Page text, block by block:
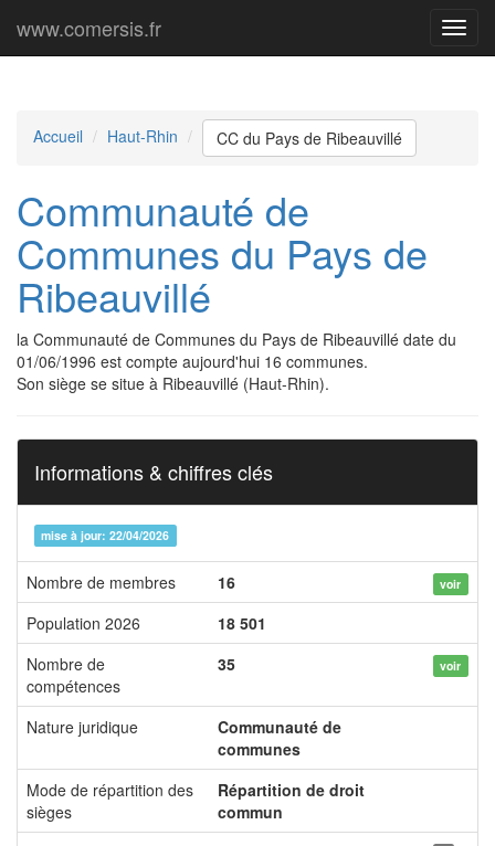
Menu
www.comersis.fr
Accueil Haut-Rhin CC du Pays de Ribeauvillé
Communauté de
Communes du Pays de
Ribeauvillé
la Communauté de Communes du Pays de Ribeauvillé date du
01/06/1996 est compte aujourd'hui 16 communes.
Son siège se situe à Ribeauvillé (Haut-Rhin).
Informations & chiffres clés
mise à jour: 22/04/2026
Nombre de membres 16 voir
Population 2026
18 501
Nombre de
compétences
35 voir
Nature juridique
Communauté de
communes
Mode de répartition des
sièges
Répartition de droit
commun